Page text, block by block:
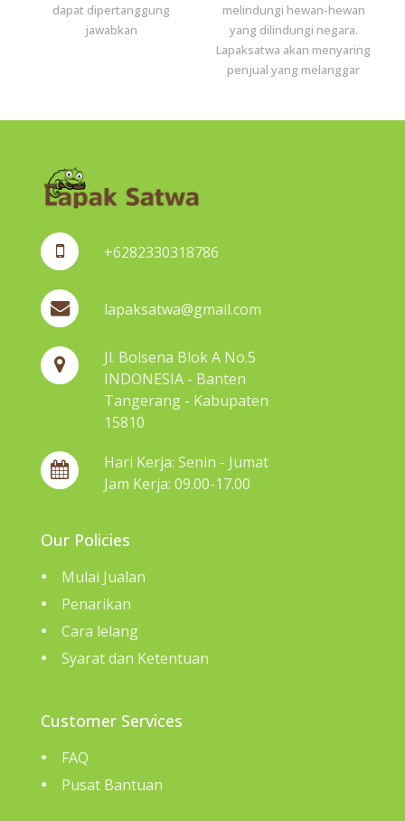
dapat dipertanggung
jawabkan
melindungi hewan-hewan
yang dilindungi negara.
Lapaksatwa akan menyaring
penjual yang melanggar
+6282330318786
lapaksatwa@gmail.com
Jl. Bolsena Blok A No.5
INDONESIA - Banten
Tangerang - Kabupaten
15810
Hari Kerja: Senin - Jumat
Jam Kerja: 09.00-17.00
Our Policies
Mulai Jualan
Penarikan
Cara lelang
Syarat dan Ketentuan
Customer Services
FAQ
Pusat Bantuan